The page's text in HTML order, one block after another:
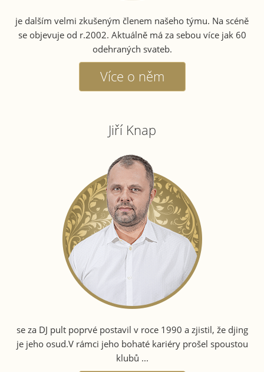
je dalším velmi zkušeným členem našeho týmu. Na scéně
se objevuje od r.2002. Aktuálně má za sebou více jak 60
odehraných svateb.
Více o něm
Jiří Knap
se za DJ pult poprvé postavil v roce 1990 a zjistil, že djing
je jeho osud.V rámci jeho bohaté kariéry prošel spoustou
klubů ...